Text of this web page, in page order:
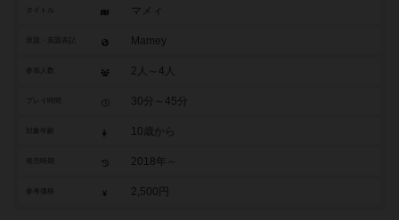
タイトル マメィ
Mamey
参加人数 2人～4人
30分～45分
10歳から
2018年～
参考価格 2,500円